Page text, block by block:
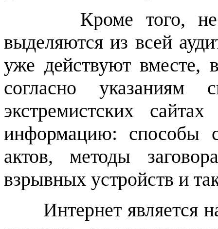
Кроме того,
выделяются из всей
уже действуют вместе,
согласно указаниям
экстремистских
информацию: способы
актов, методы
взрывных устройств и
Интернет является